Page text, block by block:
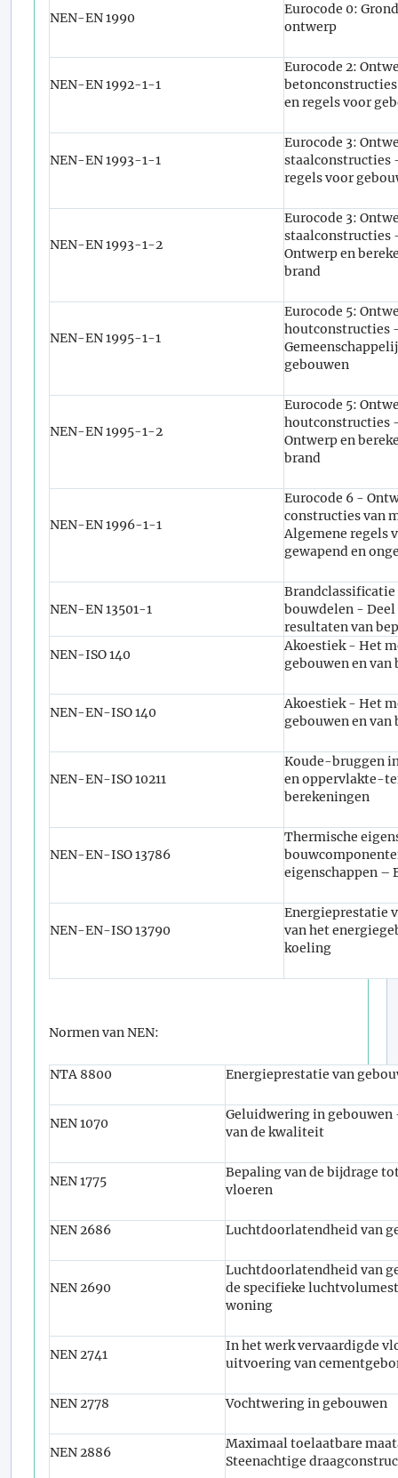
NEN-EN 1990
Eurocode 0:
ontwerp
NEN-EN 1992-1-1
Eurocode 2:
en regels voor
NEN-EN 1993-1-1
Eurocode 3:
staalconstructies
regels voor
NEN-EN 1993-1-2
Eurocode 3:
staalconstructies
Ontwerp en
brand
NEN-EN 1995-1-1
Eurocode 5:
houtconstructies
gebouwen
NEN-EN 1995-1-2
Eurocode 5:
houtconstructies
Ontwerp en
brand
NEN-EN 1996-1-1
Eurocode 6 -
constructies van
Algemene regels
gewapend en
NEN-EN 13501-1
bouwdelen - Deel
resultaten van
NEN-ISO 140
Akoestiek - Het
gebouwen en
NEN-EN-ISO 140
Akoestiek - Het
gebouwen en
NEN-EN-ISO 10211
Koude-bruggen
en oppervlakte-
berekeningen
NEN-EN-ISO 13786
Thermische
eigenschappen –
NEN-EN-ISO 13790
Energieprestatie
van het
koeling
Normen van NEN:
NTA 8800 Energieprestatie van
NEN 1070
Geluidwering in
van de kwaliteit
NEN 1775
Bepaling van de bijdrage
vloeren
NEN 2686 Luchtdoorlatendheid van
NEN 2690
Luchtdoorlatendheid van
de specifieke
woning
NEN 2741
In het werk vervaardigde
uitvoering van
NEN 2778 Vochtwering in gebouwen
NEN 2886
Maximaal toelaatbare
Steenachtige